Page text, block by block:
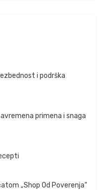
i podrška
primena i snaga
„Shop Od Poverenja“